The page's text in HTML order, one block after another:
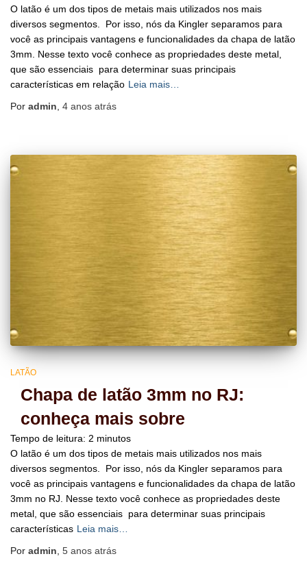
O latão é um dos tipos de metais mais utilizados nos mais
diversos segmentos. Por isso, nós da Kingler separamos para
você as principais vantagens e funcionalidades da chapa de latão
3mm. Nesse texto você conhece as propriedades deste metal,
que são essenciais para determinar suas principais
características em relação Leia mais…
Por admin 4 anos atrás
LATÃO
Chapa de latão 3mm no RJ:
conheça mais sobre
Tempo de leitura: 2 minutos
O latão é um dos tipos de metais mais utilizados nos mais
diversos segmentos. Por isso, nós da Kingler separamos para
você as principais vantagens e funcionalidades da chapa de latão
3mm no RJ. Nesse texto você conhece as propriedades deste
metal, que são essenciais para determinar suas principais
características Leia mais…
Por admin 5 anos atrás